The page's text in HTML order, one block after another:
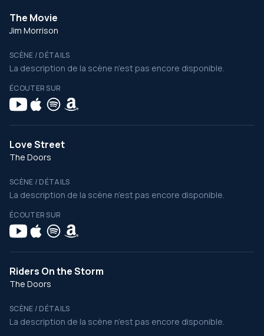
The Movie
Jim Morrison
SCÈNE / DÉTAILS
La description de la scène n’est pas encore disponible.
ÉCOUTER SUR
Love Street
The Doors
SCÈNE / DÉTAILS
La description de la scène n’est pas encore disponible.
ÉCOUTER SUR
Riders On the Storm
The Doors
SCÈNE / DÉTAILS
La description de la scène n’est pas encore disponible.